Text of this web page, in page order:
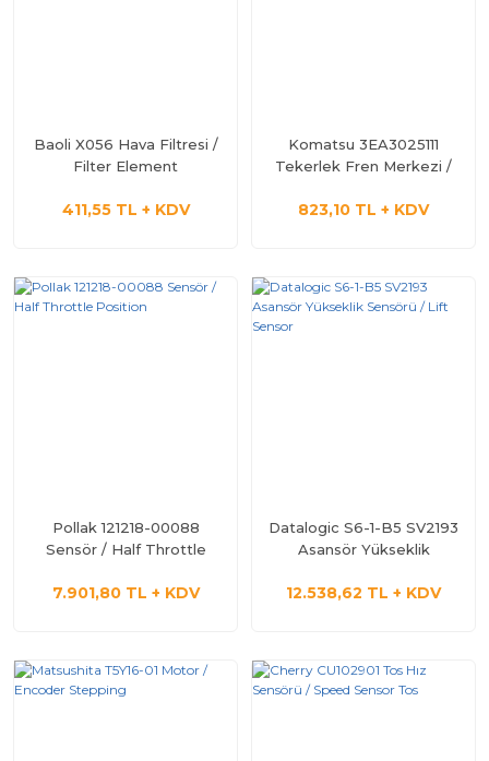
Baoli X056 Hava Filtresi /
Filter Element
411,55 TL + KDV
Komatsu 3EA3025111
Tekerlek Fren Merkezi /
823,10 TL + KDV
Pollak 121218-00088
Sensör / Half Throttle
7.901,80 TL + KDV
Datalogic S6-1-B5 SV2193
Asansör Yükseklik
12.538,62 TL + KDV